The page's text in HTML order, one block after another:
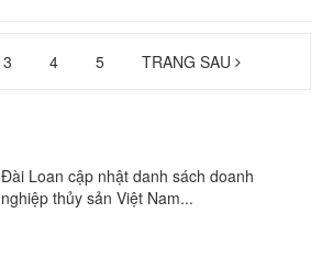
3 4 5 TRANG SAU
Đài Loan cập nhật danh sách doanh
nghiệp thủy sản Việt Nam...